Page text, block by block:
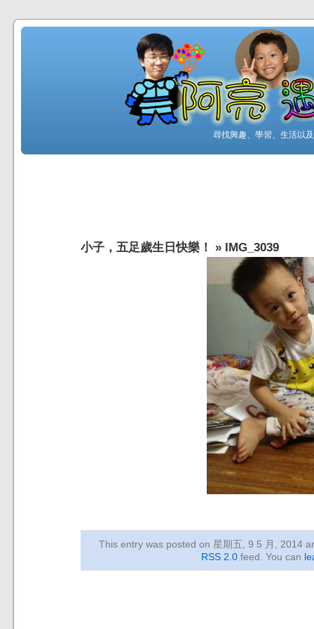
尋找興趣、學習、生活以
小子，五足歲生日快樂！ » IMG_3039
This entry was posted on 星期五, 9 5 月, 2014
RSS 2.0feed. You can